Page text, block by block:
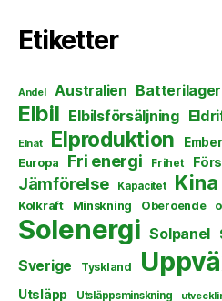
Etiketter
Andel Australien Batterilager
Elbil Elbilsförsäljning
Elnät Elproduktion Ember
Europa Fri energi Frihet
Jämförelse Kapacitet Kina
Kolkraft Minskning Oberoende
Solenergi Solpanel
Sverige Tyskland
Utsläpp Utsläppsminskning